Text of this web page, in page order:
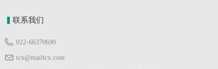
联系我们
022-66370690
tcx@mailtcx.com